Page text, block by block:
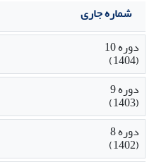
شماره جاری
دوره 10
(1404)
دوره 9
(1403)
دوره 8
(1402)